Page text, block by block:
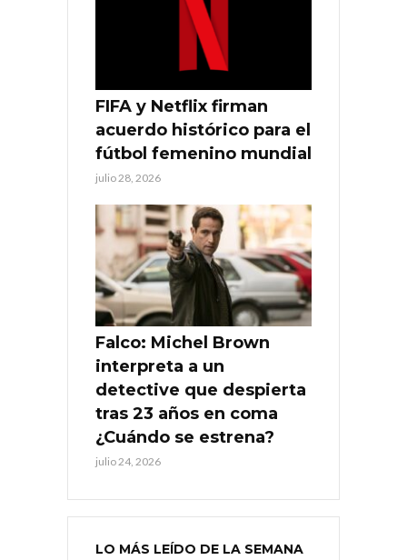
FIFA y Netflix firman
acuerdo histórico para el
fútbol femenino mundial
julio 28, 2026
Falco: Michel Brown
interpreta a un
detective que despierta
tras 23 años en coma
¿Cuándo se estrena?
julio 24, 2026
LO MÁS LEÍDO DE LA SEMANA